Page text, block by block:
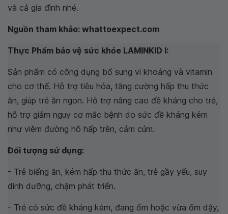
và cả gia đình nhé.
Nguồn tham khảo: whattoexpect.com
Thực Phẩm bảo vệ sức khỏe LAMINKID I:
Sản phẩm có công dụng bổ sung vi khoáng và vitamin
cho cơ thể. Hỗ trợ tiêu hóa, tăng cường hấp thu thức
ăn, giúp trẻ ăn ngon. Hỗ trợ nâng cao đề kháng cho trẻ,
hỗ trợ giảm nguy cơ mắc bệnh do sức đề kháng kém
như viêm đường hô hấp trên, cảm cúm.
Đối tượng sử dụng:
- Trẻ biếng ăn, kém hấp thu thức ăn, trẻ gầy yếu, suy
dinh dưỡng, chậm phát triển.
- Trẻ có sức đề kháng kém, đang ốm hoặc vừa ốm dậy,